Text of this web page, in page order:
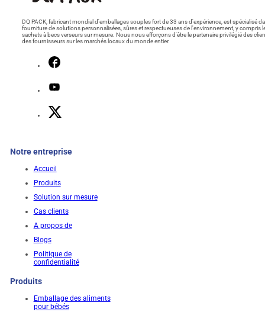
DQ PACK, fabricant mondial d'emballages souples fort de 33 ans d'expérience, est spécialisé
fourniture de solutions personnalisées, sûres et respectueuses de l'environnement, y compris
sachets à becs verseurs sur mesure. Nous nous efforçons d'être le partenaire privilégié des
des fournisseurs sur les marchés locaux du monde entier.
Notre entreprise
Accueil
Produits
Solution sur mesure
Cas clients
A propos de
Blogs
Politique de
confidentialité
Produits
Emballage des aliments
pour bébés